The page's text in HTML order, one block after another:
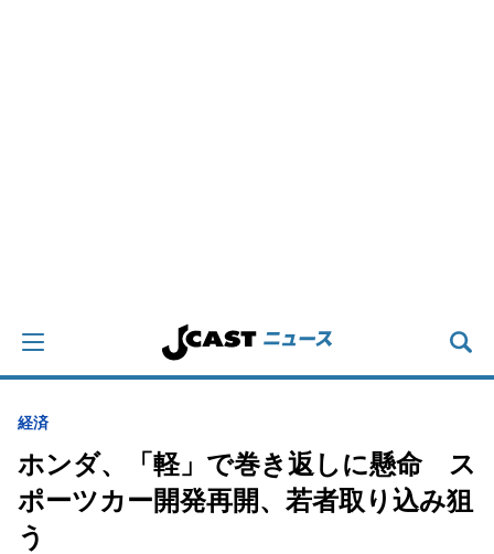
経済
ホンダ、「軽」で巻き返しに懸命 ス
ポーツカー開発再開、若者取り込み狙
う